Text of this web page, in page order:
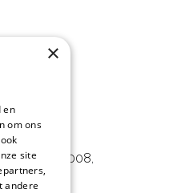
BV
Haven 8008,
BE
×
en
om ons
site
andere